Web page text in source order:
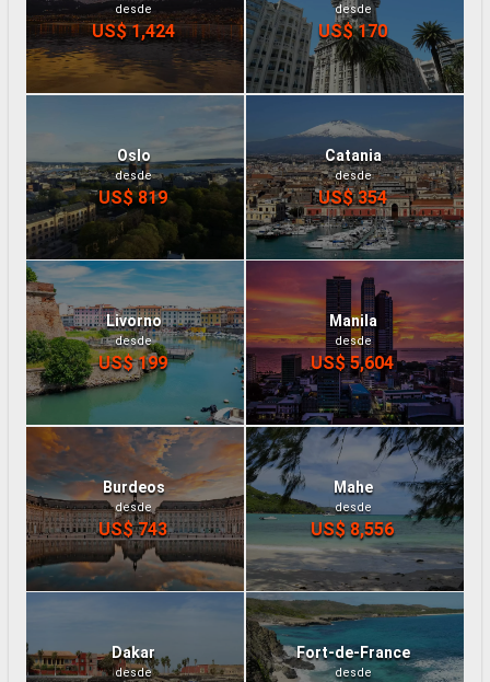
desde
US$ 1,424
desde
US$ 170
Oslo
desde
US$ 819
Catania
desde
US$ 354
Livorno
desde
US$ 199
Manila
desde
US$ 5,604
Burdeos
desde
US$ 743
Mahe
desde
US$ 8,556
Dakar
desde
Fort-de-France
desde